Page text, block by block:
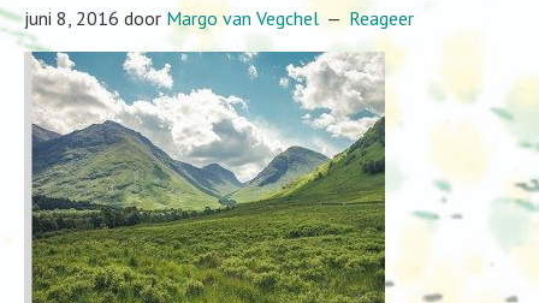
juni 8, 2016 door Margo van Vegchel Reageer